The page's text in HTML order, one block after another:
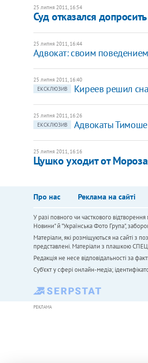
25 липня 2011, 16:54
Суд отказался
25 липня 2011, 16:44
Адвокат: своим
25 липня 2011, 16:40
ЕКСКЛЮЗИВ
Киреев решил
25 липня 2011, 16:26
ЕКСКЛЮЗИВ
Адвокаты
25 липня 2011, 16:16
Цушко уходит от
Про нас Реклама на сайті
У разі повного чи часткового
Новини" й "Українська Фото Група",
Матеріали, які розміщуються на сайті з
представлені. Матеріали з плашкою
Редакція не несе відповідальності за
Cуб'єкт у сфері онлайн-медіа;
РЕКЛАМА